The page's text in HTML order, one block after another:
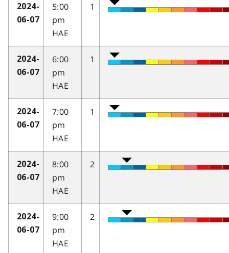
2024-
06-07
5:00
pm
HAE
1
2024-
06-07
6:00
pm
HAE
1
2024-
06-07
7:00
pm
HAE
1
2024-
06-07
8:00
pm
HAE
2
2024-
06-07
9:00
pm
HAE
2